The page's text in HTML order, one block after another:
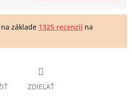
ZDIEĽAŤ
na základe 1325 recenzií na